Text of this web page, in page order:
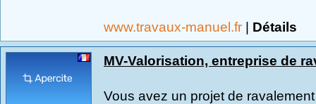
www.travaux-manuel.fr | Détails
MV-Valorisation, entreprise de
Vous avez un projet de